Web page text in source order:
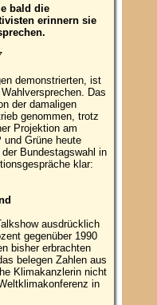
bald die
erinnern sie
demonstrierten, ist
Das
der damaligen
genommen, trotz
Projektion am
und Grüne heute
Bundestagswahl in
klar:
ausdrücklich
gegenüber 1990
bisher erbrachten
belegen Zahlen aus
Klimakanzlerin nicht
in